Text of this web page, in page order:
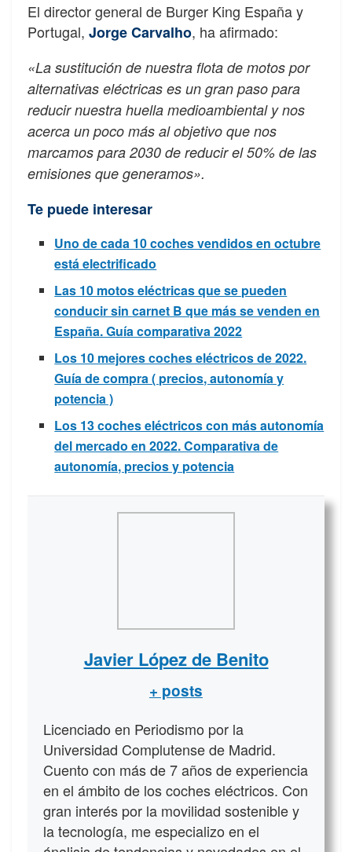
El director general de Burger King España y
Portugal, Jorge Carvalho, ha afirmado:
«La sustitución de nuestra flota de motos por
alternativas eléctricas es un gran paso para
reducir nuestra huella medioambiental y nos
acerca un poco más al objetivo que nos
marcamos para 2030 de reducir el 50% de las
emisiones que generamos».
Te puede interesar
Uno de cada 10 coches vendidos en octubre
está electrificado
Las 10 motos eléctricas que se pueden
conducir sin carnet B que más se venden en
España. Guía comparativa 2022
Los 10 mejores coches eléctricos de 2022.
Guía de compra ( precios, autonomía y
potencia )
Los 13 coches eléctricos con más autonomía
del mercado en 2022. Comparativa de
autonomía, precios y potencia
Javier López de Benito
+ posts
Licenciado en Periodismo por la
Universidad Complutense de Madrid.
Cuento con más de 7 años de experiencia
en el ámbito de los coches eléctricos. Con
gran interés por la movilidad sostenible y
la tecnología, me especializo en el